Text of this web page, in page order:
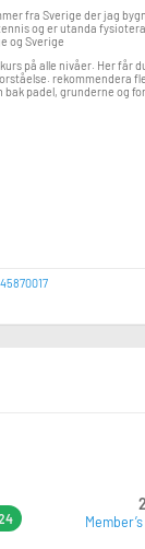
fra Sverige der jag
og er utanda
og Sverige
på alle nivåer. Her får
rekommendera
bak padel, grunderne og
45870017